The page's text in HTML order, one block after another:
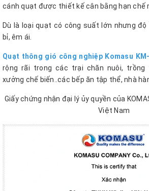
cánh quạt được thiết kế cân bằng hạn chế
Dù là loại quạt có công suất lớn nhưng độ
bỉ, êm ái.
Quạt thông gió công nghiệp Komasu
rộng rãi trong các trại chăn nuôi, trồng
xưởng chế biến..các bếp ăn tập thể, nhà
Giấy chứng nhận đại lý ủy quyền của
Việt Nam